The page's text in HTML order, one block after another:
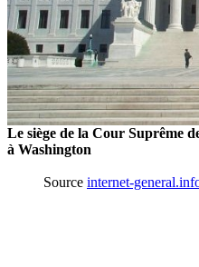
Le siège de la Cour Suprême
à Washington
Source internet-